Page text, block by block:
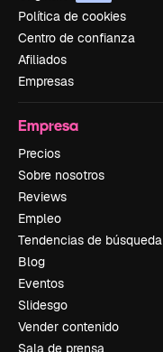
Política de cookies
Centro de confianza
Afiliados
Empresas
Empresa
Precios
Sobre nosotros
Reviews
Empleo
Tendencias de búsqueda
Blog
Eventos
Slidesgo
Vender contenido
Sala de prensa